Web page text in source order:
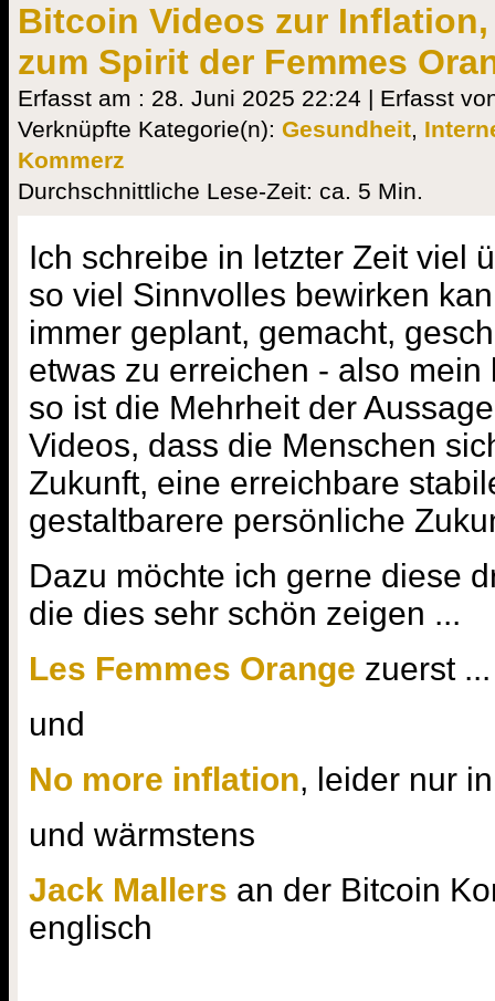
Bitcoin Videos zur
zum Spirit der Femmes
Erfasst am : 28. Juni 2025 22:24 | Erfasst
Verknüpfte Kategorie(n): Gesundheit,
Kommerz
Durchschnittliche Lese-Zeit: ca. 5 Min.
Ich schreibe in letzter Zeit viel
so viel Sinnvolles bewirken
immer geplant, gemacht,
etwas zu erreichen - also
so ist die Mehrheit der
Videos, dass die Menschen
Zukunft, eine erreichbare
gestaltbarere persönliche
Dazu möchte ich gerne diese
die dies sehr schön zeigen ...
Les Femmes Orange zuerst ...
und
No more inflation, leider nur
und wärmstens
Jack Mallers an der Bitcoin
englisch